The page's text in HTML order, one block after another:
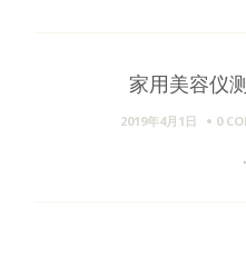
家用美容仪
2019年4月1日 0